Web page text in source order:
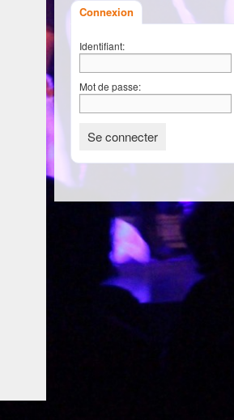
Connexion
Identifiant:
Mot de passe: